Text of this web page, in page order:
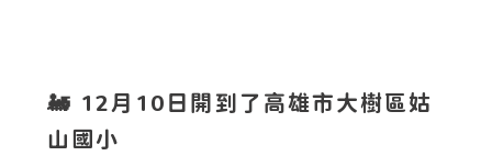
🚂 12月10日開到了高雄市大樹區姑
山國小